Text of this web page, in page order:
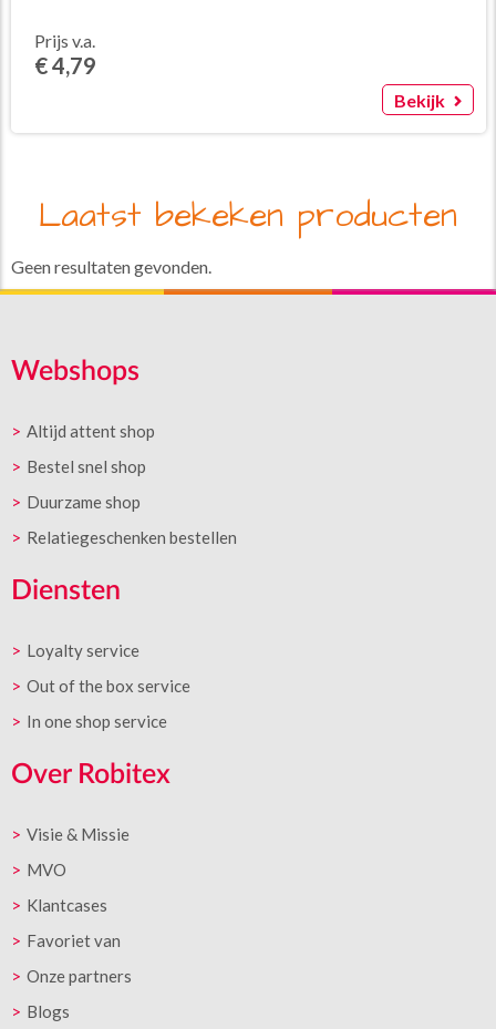
Prijs v.a.
€ 4,79
Bekijk
Laatst bekeken producten
Geen resultaten gevonden.
Webshops
Altijd attent shop
Bestel snel shop
Duurzame shop
Relatiegeschenken bestellen
Diensten
Loyalty service
Out of the box service
In one shop service
Over Robitex
Visie & Missie
MVO
Klantcases
Favoriet van
Onze partners
Blogs